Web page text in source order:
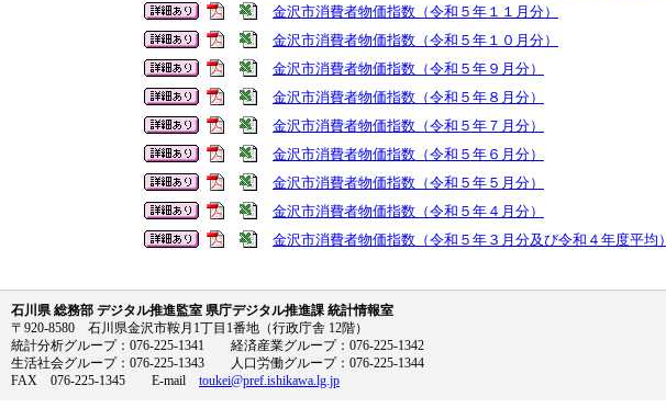
金沢市消費者物価指数（令和５年１１月分）
金沢市消費者物価指数（令和５年１０月分）
金沢市消費者物価指数（令和５年９月分）
金沢市消費者物価指数（令和５年８月分）
金沢市消費者物価指数（令和５年７月分）
金沢市消費者物価指数（令和５年６月分）
金沢市消費者物価指数（令和５年５月分）
金沢市消費者物価指数（令和５年４月分）
金沢市消費者物価指数（令和５年３月分及び令和４年度平均）
石川県 総務部 デジタル推進監室 県庁デジタル推進課 統計情報室
〒920-8580 石川県金沢市鞍月1丁目1番地（行政庁舎 12階）
統計分析グループ：076-225-1341 経済産業グループ：076-225-1342
生活社会グループ：076-225-1343 人口労働グループ：076-225-1344
FAX 076-225-1345 E-mail toukei@pref.ishikawa.lg.jp